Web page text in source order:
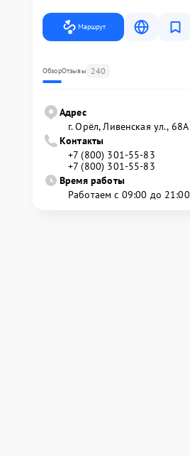
Маршрут
ОбзорОтзывы 240
Адрес
г. Орёл, Ливенская ул., 68А
Контакты
+7 (800) 301-55-83
+7 (800) 301-55-83
Время работы
Работаем с 09:00 до 21:00